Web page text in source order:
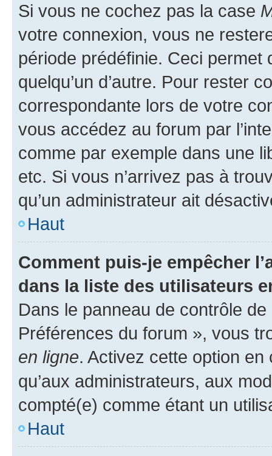
Si vous ne cochez pas la case
votre connexion, vous ne
période prédéfinie. Ceci permet
quelqu’un d’autre. Pour rester
correspondante lors de votre
vous accédez au forum par
comme par exemple dans une
etc. Si vous n’arrivez pas à
qu’un administrateur ait
Haut
Comment puis-je empêcher
dans la liste des utilisateurs
Dans le panneau de contrôle
Préférences du forum », vous
en ligne. Activez cette option
qu’aux administrateurs, aux
compté(e) comme étant un
Haut